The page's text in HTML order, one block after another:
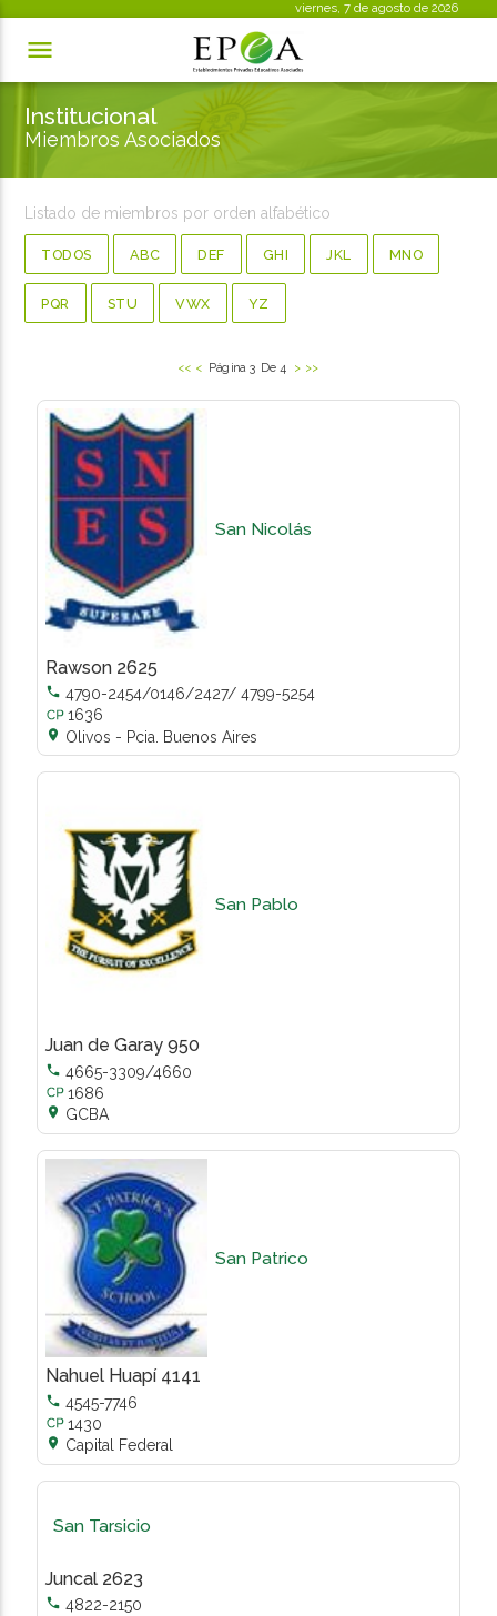
viernes, 7 de agosto de 2026

Institucional
Miembros Asociados
Listado de miembros por orden alfabético
TODOS ABC DEF GHI JKL MNO
PQR STU VWX YZ
<< < Página 3 De 4 > >>
San Nicolás
Rawson 2625
 4790-2454/0146/2427/ 4799-5254
1636
 Olivos - Pcia. Buenos Aires
San Pablo
Juan de Garay 950
 4665-3309/4660
1686
 GCBA
San Patrico
Nahuel Huapí 4141
 4545-7746
1430
 Capital Federal
San Tarsicio
Juncal 2623
 4822-2150